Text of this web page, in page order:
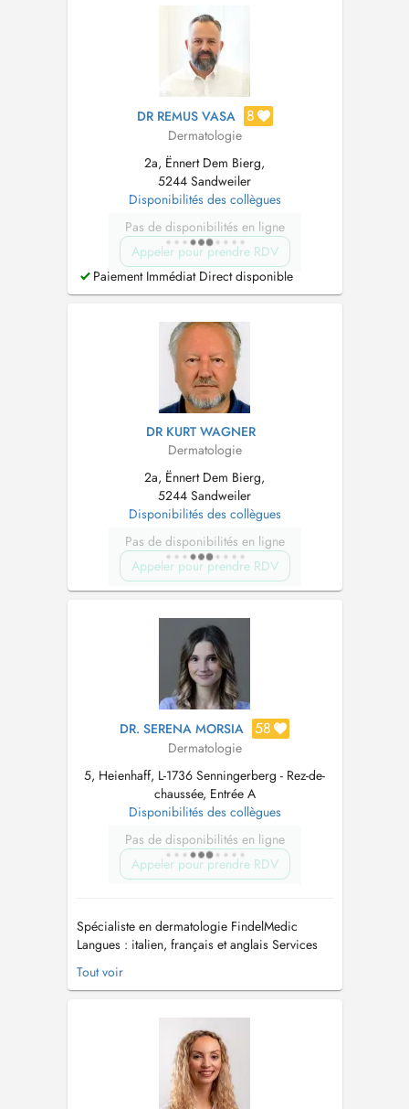
DR REMUS VASA 8
Dermatologie
2a, Ënnert Dem Bierg,
5244 Sandweiler
Disponibilités des collègues
Pas de disponibilités en ligne
Appeler pour prendre RDV
Paiement Immédiat Direct disponible
DR KURT WAGNER
Dermatologie
2a, Ënnert Dem Bierg,
5244 Sandweiler
Disponibilités des collègues
Pas de disponibilités en ligne
Appeler pour prendre RDV
DR. SERENA MORSIA 58
Dermatologie
5, Heienhaff, L-1736 Senningerberg - Rez-de-
chaussée, Entrée A
Disponibilités des collègues
Pas de disponibilités en ligne
Appeler pour prendre RDV
Spécialiste en dermatologie FindelMedic
Langues : italien, français et anglais Services
disponibles : - Consultations dermatologiques
(CNS et éléctifs) - Consultations de trichologies
(CNS et éléctifs) - Analyse Fotofinder
(prévention du cancer...
Tout voir